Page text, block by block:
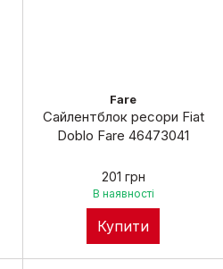
Fare
Сайлентблок ресори Fiat
Doblo Fare 46473041
201 грн
В наявності
Купити